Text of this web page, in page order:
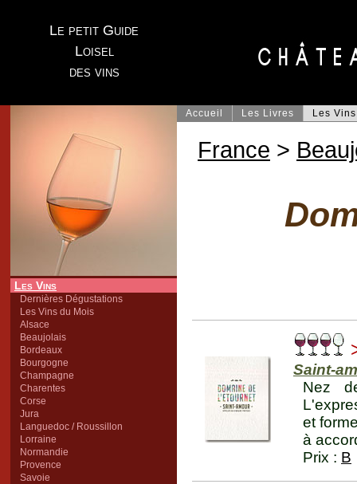
Le petit Guide
Loisel
des vins
Les Vins
Dernières Dégustations
Les Vins du Mois
Alsace
Beaujolais
Bordeaux
Bourgogne
Champagne
Charentes
Corse
Jura
Languedoc / Roussillon
Lorraine
Normandie
Provence
Savoie
Accueil Les Livres Les Vins
France >
Saint-
Nez
et
à
Prix : B